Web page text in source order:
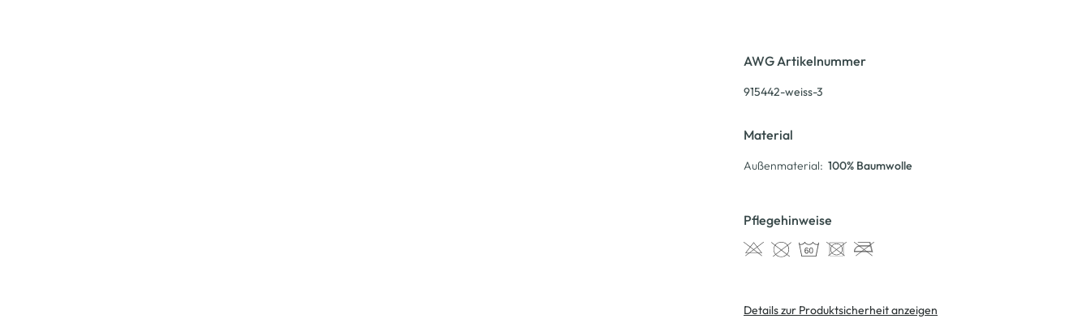
AWG Artikelnummer
915442-weiss-3
Material
Außenmaterial: 100% Baumwolle
Pflegehinweise
Details zur Produktsicherheit anzeigen